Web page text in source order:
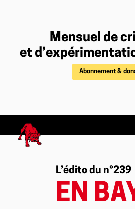
Mensuel de
et
Abonnement &
L’édito du n°239
EN